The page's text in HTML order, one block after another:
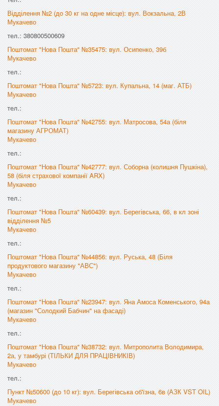
Відділення №2 (до 30 кг на одне місце): вул. Вокзальна, 2В
Мукачево
тел.: 380800500609
Поштомат "Нова Пошта" №35475: вул. Осипенко, 39б
Мукачево
тел.:
Поштомат "Нова Пошта" №5723: вул. Купальна, 14 (маг. АТБ)
Мукачево
тел.:
Поштомат "Нова Пошта" №42755: вул. Матросова, 54а (біля
магазину АГРОМАТ)
Мукачево
тел.:
Поштомат "Нова Пошта" №42777: вул. Соборна (колишня Пушкіна),
58 (біля страхової компанії ARX)
Мукачево
тел.:
Поштомат "Нова Пошта" №60439: вул. Берегівська, 66, в кл зоні
відділення №5
Мукачево
тел.:
Поштомат "Нова Пошта" №44856: вул. Руська, 48 (Біля
продуктового магазину "АВС")
Мукачево
тел.:
Поштомат "Нова Пошта" №23947: вул. Яна Амоса Коменського, 94а
(магазин "Солодкий Бабчин" на фасаді)
Мукачево
тел.:
Поштомат "Нова Пошта" №38732: вул. Митрополита Володимира,
2а, у тамбурі (ТІЛЬКИ ДЛЯ ПРАЦІВНИКІВ)
Мукачево
тел.:
Пункт №50600 (до 10 кг): вул. Берегівська об'їзна, 6в (АЗК VST OIL)
Мукачево